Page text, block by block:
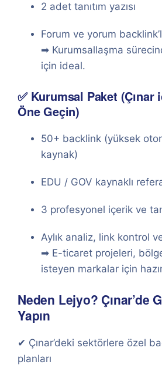
2 adet tanıtım yazısı
Forum ve yorum
➡ Kurumsallaşma
için ideal.
✅ Kurumsal Paket (Çınar
Öne Geçin)
50+ backlink (yüksek
kaynak)
EDU / GOV kaynaklı
3 profesyonel içerik ve
Aylık analiz, link kontrol
➡ E-ticaret projeleri,
isteyen markalar için
Neden Lejyo? Çınar’de
Yapın
✔ Çınar’deki sektörlere özel
planları